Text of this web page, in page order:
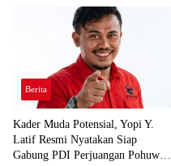
Berita
Kader Muda Potensial, Yopi Y.
Latif Resmi Nyatakan Siap
Gabung PDI Perjuangan Pohuwato